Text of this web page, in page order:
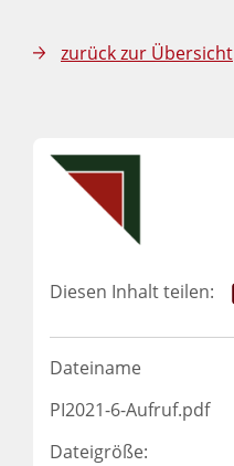
zurück zur Übersicht
Dateiname
PI2021-6-Aufruf.pdf
Dateigröße: